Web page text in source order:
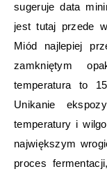
sugeruje data
jest tutaj przede
Miód najlepiej
zamkniętym
temperatura to
Unikanie
temperatury i
największym
proces